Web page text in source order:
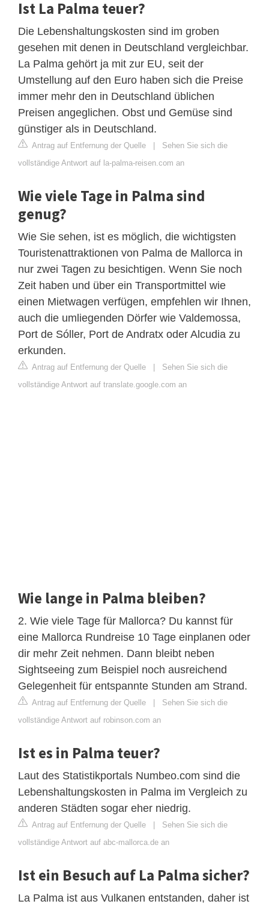
Ist La Palma teuer?
Die Lebenshaltungskosten sind im groben
gesehen mit denen in Deutschland vergleichbar.
La Palma gehört ja mit zur EU, seit der
Umstellung auf den Euro haben sich die Preise
immer mehr den in Deutschland üblichen
Preisen angeglichen. Obst und Gemüse sind
günstiger als in Deutschland.
Antrag auf Entfernung der Quelle | Sehen Sie sich die
vollständige Antwort auf la-palma-reisen.com an
Wie viele Tage in Palma sind
genug?
Wie Sie sehen, ist es möglich, die wichtigsten
Touristenattraktionen von Palma de Mallorca in
nur zwei Tagen zu besichtigen. Wenn Sie noch
Zeit haben und über ein Transportmittel wie
einen Mietwagen verfügen, empfehlen wir Ihnen,
auch die umliegenden Dörfer wie Valdemossa,
Port de Sóller, Port de Andratx oder Alcudia zu
erkunden.
Antrag auf Entfernung der Quelle | Sehen Sie sich die
vollständige Antwort auf translate.google.com an
Wie lange in Palma bleiben?
2. Wie viele Tage für Mallorca? Du kannst für
eine Mallorca Rundreise 10 Tage einplanen oder
dir mehr Zeit nehmen. Dann bleibt neben
Sightseeing zum Beispiel noch ausreichend
Gelegenheit für entspannte Stunden am Strand.
Antrag auf Entfernung der Quelle | Sehen Sie sich die
vollständige Antwort auf robinson.com an
Ist es in Palma teuer?
Laut des Statistikportals Numbeo.com sind die
Lebenshaltungskosten in Palma im Vergleich zu
anderen Städten sogar eher niedrig.
Antrag auf Entfernung der Quelle | Sehen Sie sich die
vollständige Antwort auf abc-mallorca.de an
Ist ein Besuch auf La Palma sicher?
La Palma ist aus Vulkanen entstanden, daher ist